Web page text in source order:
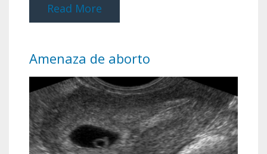
Read More
Amenaza de aborto